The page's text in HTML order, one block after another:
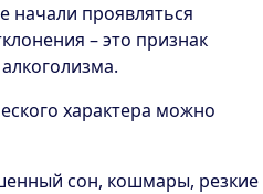
начали проявляться
– это признак
характера можно
сон, кошмары, резкие